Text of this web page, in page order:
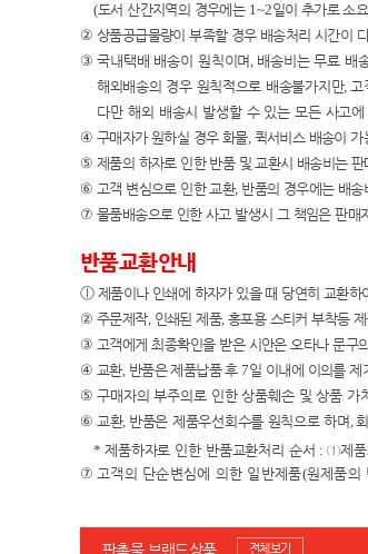
(도서 산간지역의 경우에는 1~2일이 추가로 소
② 상품공급물량이 부족할 경우 배송처리 시간이
③ 국내택배 배송이 원칙이며, 배송비는 무료 배
해외배송의 경우 원칙적으로 배송불가지만, 고
다만 해외 배송시 발생할 수 있는 모든 사고에
④ 구매자가 원하실 경우 화물, 퀵서비스 배송이 가
⑤ 제품의 하자로 인한 반품 및 교환시 배송비는
⑥ 고객 변심으로 인한 교환, 반품의 경우에는 배
⑦ 물품배송으로 인한 사고 발생시 그 책임은 판매
반품교환안내
ⓛ 제품이나 인쇄에 하자가 있을 때 당연히 교환하
② 주문제작, 인쇄된 제품,홍포용 스티커 부착등
③ 고객에게 최종확인을 받은 시안은 오타나 문구
④ 교환, 반품은 제품납품 후7일 이내에 이의를 제
⑤ 구매자의 부주의로 인한 상품훼손 및 상품
⑥ 교환, 반품은 제품우선회수를 원칙으로 하며,
* 제품하자로 인한 반품교환처리 순서 :①제
⑦ 고객의 단순변심에 의한 일반제품(원제품의
판촉물 브랜드상품 전체보기